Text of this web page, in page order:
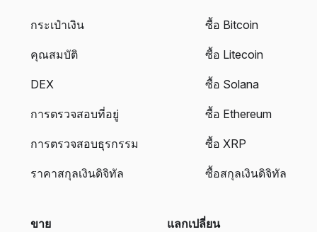
กระเป๋าเงิน
คุณสมบัติ
DEX
การตรวจสอบที่อยู่
การตรวจสอบธุรกรรม
ราคาสกุลเงินดิจิทัล
ซื้อ Bitcoin
ซื้อ Litecoin
ซื้อ Solana
ซื้อ Ethereum
ซื้อ XRP
ซื้อสกุลเงินดิจิทัล
ขาย แลกเปลี่ยน